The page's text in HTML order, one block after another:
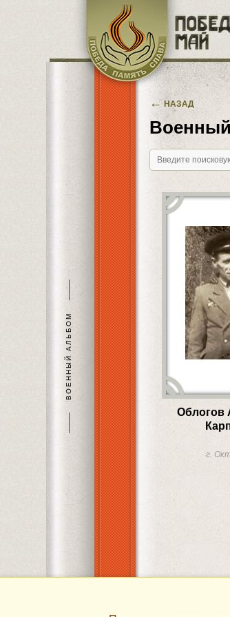
Перейти к основному содержанию
ВОЕННЫЙ АЛЬБОМ
←НАЗАД
Облогов
г.